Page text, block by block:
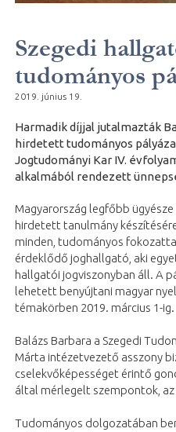
Szegedi
tudományos
2019. június 19.
Harmadik díjjal jutalmazták
hirdetett tudományos
Jogtudományi Kar IV.
alkalmából rendezett
Magyarország legfőbb
hirdetett tanulmány
minden, tudományos
érdeklődő joghallgató, aki
hallgatói jogviszonyban áll. A
lehetett benyújtani magyar
témakörben 2019. március 1-ig.
Balázs Barbara a Szegedi
Márta intézetvezető asszony
cselekvőképességet érintő
által mérlegelt szempontok,
Tudományos dolgozatában